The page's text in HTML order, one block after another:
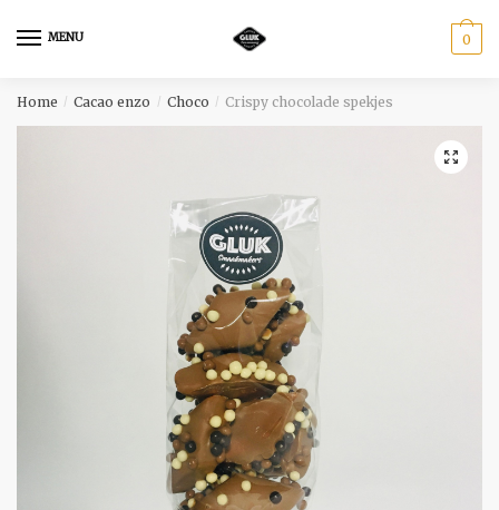
MENU 0
Home / Cacao enzo / Choco / Crispy chocolade spekjes